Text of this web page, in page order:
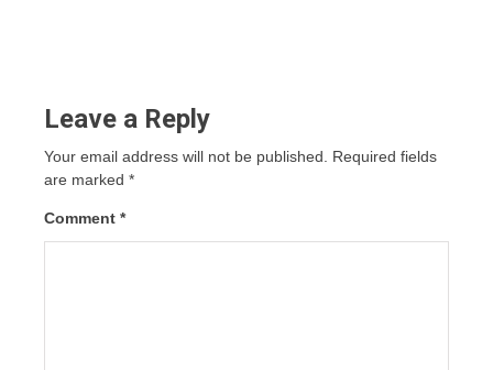
Leave a Reply
Your email address will not be published. Required fields
are marked *
Comment *